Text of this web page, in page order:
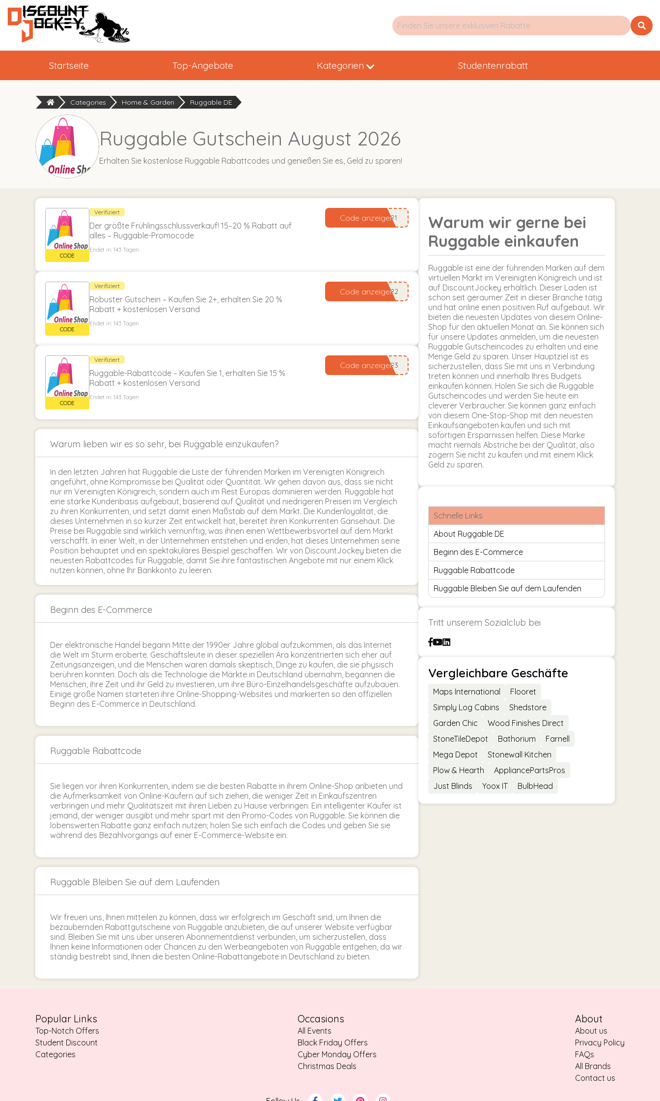
Startseite Top-Angebote Kategorien Studentenrabatt
Categories Home & Garden Ruggable DE
Ruggable Gutschein August 2026
Erhalten Sie kostenlose Ruggable Rabattcodes und genießen Sie es, Geld zu sparen!
Verifiziert
Der größte Frühlingsschlussverkauf! 15–20 % Rabatt auf
alles – Ruggable-Promocode
Endet in: 143 Tagen
Code anzeigen
Verifiziert
Robuster Gutschein – Kaufen Sie 2+, erhalten Sie 20 %
Rabatt + kostenlosen Versand
Endet in: 143 Tagen
Code anzeigen
Verifiziert
Ruggable-Rabattcode – Kaufen Sie 1, erhalten Sie 15 %
Rabatt + kostenlosen Versand
Endet in: 143 Tagen
Code anzeigen
Warum lieben wir es so sehr, bei Ruggable einzukaufen?
In den letzten Jahren hat Ruggable die Liste der führenden Marken im Vereinigten Königreich
angeführt, ohne Kompromisse bei Qualität oder Quantität. Wir gehen davon aus, dass sie nicht
nur im Vereinigten Königreich, sondern auch im Rest Europas dominieren werden. Ruggable hat
eine starke Kundenbasis aufgebaut, basierend auf Qualität und niedrigeren Preisen im Vergleich
zu ihren Konkurrenten, und setzt damit einen Maßstab auf dem Markt. Die Kundenloyalität, die
dieses Unternehmen in so kurzer Zeit entwickelt hat, bereitet ihren Konkurrenten Gänsehaut. Die
Preise bei Ruggable sind wirklich vernünftig, was ihnen einen Wettbewerbsvorteil auf dem Markt
verschafft. In einer Welt, in der Unternehmen entstehen und enden, hat dieses Unternehmen seine
Position behauptet und ein spektakuläres Beispiel geschaffen. Wir von DiscountJockey bieten die
neuesten Rabattcodes für Ruggable, damit Sie ihre fantastischen Angebote mit nur einem Klick
nutzen können, ohne Ihr Bankkonto zu leeren.
Beginn des E-Commerce
Der elektronische Handel begann Mitte der 1990er Jahre global aufzukommen, als das Internet
die Welt im Sturm eroberte. Geschäftsleute in dieser speziellen Ära konzentrierten sich eher auf
Zeitungsanzeigen, und die Menschen waren damals skeptisch, Dinge zu kaufen, die sie physisch
berühren konnten. Doch als die Technologie die Märkte in Deutschland übernahm, begannen die
Menschen, ihre Zeit und ihr Geld zu investieren, um ihre Büro-Einzelhandelsgeschäfte aufzubauen.
Einige große Namen starteten ihre Online-Shopping-Websites und markierten so den offiziellen
Beginn des E-Commerce in Deutschland.
Ruggable Rabattcode
Sie liegen vor ihren Konkurrenten, indem sie die besten Rabatte in ihrem Online-Shop anbieten und
die Aufmerksamkeit von Online-Käufern auf sich ziehen, die weniger Zeit in Einkaufszentren
verbringen und mehr Qualitätszeit mit ihren Lieben zu Hause verbringen. Ein intelligenter Käufer ist
jemand, der weniger ausgibt und mehr spart mit den Promo-Codes von Ruggable. Sie können die
lobenswerten Rabatte ganz einfach nutzen; holen Sie sich einfach die Codes und geben Sie sie
während des Bezahlvorgangs auf einer E-Commerce-Website ein.
Ruggable Bleiben Sie auf dem Laufenden
Wir freuen uns, Ihnen mitteilen zu können, dass wir erfolgreich im Geschäft sind, um Ihnen die
bezaubernden Rabattgutscheine von Ruggable anzubieten, die auf unserer Website verfügbar
sind. Bleiben Sie mit uns über unseren Abonnementdienst verbunden, um sicherzustellen, dass
Ihnen keine Informationen oder Chancen zu den Werbeangeboten von Ruggable entgehen, da wir
ständig bestrebt sind, Ihnen die besten Online-Rabattangebote in Deutschland zu bieten.
Warum wir gerne bei
Ruggable einkaufen
Ruggable ist eine der führenden Marken auf dem
virtuellen Markt im Vereinigten Königreich und ist
auf DiscountJockey erhältlich. Dieser Laden ist
schon seit geraumer Zeit in dieser Branche tätig
und hat online einen positiven Ruf aufgebaut. Wir
bieten die neuesten Updates von diesem Online-
Shop für den aktuellen Monat an. Sie können sich
für unsere Updates anmelden, um die neuesten
Ruggable Gutscheincodes zu erhalten und eine
Menge Geld zu sparen. Unser Hauptziel ist es
sicherzustellen, dass Sie mit uns in Verbindung
treten können und innerhalb Ihres Budgets
einkaufen können. Holen Sie sich die Ruggable
Gutscheincodes und werden Sie heute ein
cleverer Verbraucher. Sie können ganz einfach
von diesem One-Stop-Shop mit den neuesten
Einkaufsangeboten kaufen und sich mit
sofortigen Ersparnissen helfen. Diese Marke
macht niemals Abstriche bei der Qualität, also
zögern Sie nicht zu kaufen und mit einem Klick
Geld zu sparen.
Schnelle Links
About Ruggable DE
Beginn des E-Commerce
Ruggable Rabattcode
Ruggable Bleiben Sie auf dem Laufenden
Tritt unserem Sozialclub bei
Vergleichbare Geschäfte
Maps International
Flooret
Simply Log Cabins
Shedstore
Garden Chic
Wood Finishes Direct
StoneTileDepot
Bathorium
Farnell
Mega Depot
Stonewall Kitchen
Plow & Hearth
AppliancePartsPros
Just Blinds
Yoox IT BulbHead
Popular Links
Top-Notch Offers
Student Discount
Categories
Occasions
All Events
Black Friday Offers
Cyber Monday Offers
Christmas Deals
About
About us
Privacy Policy
FAQs
All Brands
Contact us